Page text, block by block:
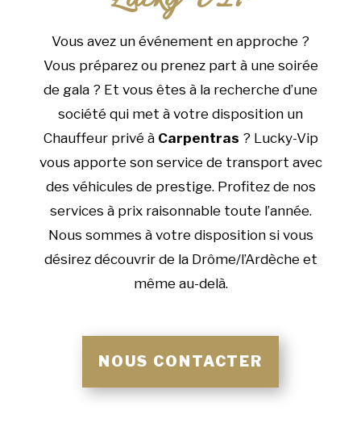
Vous avez un événement en approche ?
Vous préparez ou prenez part à une soirée
de gala ? Et vous êtes à la recherche d’une
société qui met à votre disposition un
Chauffeur privé à Carpentras ? Lucky-Vip
vous apporte son service de transport avec
des véhicules de prestige. Profitez de nos
services à prix raisonnable toute l’année.
Nous sommes à votre disposition si vous
désirez découvrir de la Drôme/l’Ardèche et
même au-delà.
NOUS CONTACTER